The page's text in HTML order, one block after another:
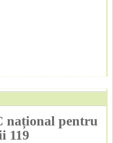
național pentru
119